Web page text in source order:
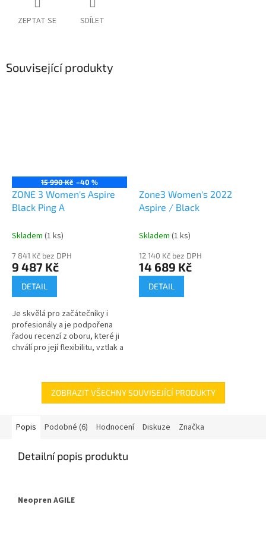
ZEPTAT SE SDÍLET
Související produkty
15 990 Kč –40 %
ZONE 3 Women's Aspire
Black Ping A
Skladem (1 ks)
7 841 Kč bez DPH
9 487 Kč
DETAIL
Je skvělá pro začátečníky i
profesionály a je podpořena
řadou recenzí z oboru, které ji
chválí pro její flexibilitu, vztlak a
Zone3 Women's 2022
Aspire / Black
Skladem (1 ks)
12 140 Kč bez DPH
14 689 Kč
DETAIL
ZOBRAZIT VŠECHNY SOUVISEJÍCÍ PRODUKTY
Popis Podobné (6) Hodnocení Diskuze Značka
Detailní popis produktu
Neopren AGILE